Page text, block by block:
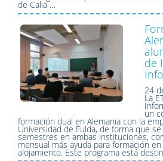
de Calia …
de
24
La
un
formación dual en Alemania con la
Universidad de Fulda, de forma que
semestres en ambas instituciones,
mensual más ayuda para formación
alojamiento. Este programa está